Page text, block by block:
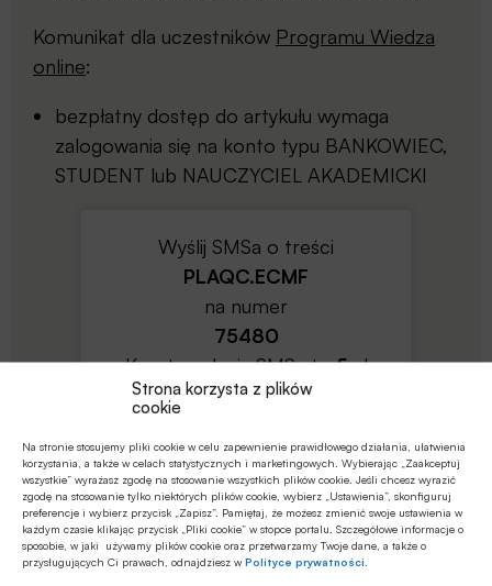
Strona korzysta z plików
cookie
Na stronie stosujemy pliki cookie w celu zapewnienie prawidłowego działania, ułatwienia
korzystania, a także w celach statystycznych i marketingowych. Wybierając „Zaakceptuj
wszystkie” wyrażasz zgodę na stosowanie wszystkich plików cookie. Jeśli chcesz wyrazić
zgodę na stosowanie tylko niektórych plików cookie, wybierz „Ustawienia”, skonfiguruj
preferencje i wybierz przycisk „Zapisz”. Pamiętaj, że możesz zmienić swoje ustawienia w
każdym czasie klikając przycisk „Pliki cookie” w stopce portalu. Szczegółowe informacje o
sposobie, w jaki używamy plików cookie oraz przetwarzamy Twoje dane, a także o
przysługujących Ci prawach, odnajdziesz wPolityce prywatności
Komunikat dla uczestników Programu Wiedza
online:
bezpłatny dostęp do artykułu wymaga
zalogowania się na konto typu BANKOWIEC,
STUDENT lub NAUCZYCIEL AKADEMICKI
regulamin
Wyślij SMSa o treści
PLAQC.ECMF
na numer
75480
Koszt wysłania SMSa to5zł
netto (6.15 zł z VAT)